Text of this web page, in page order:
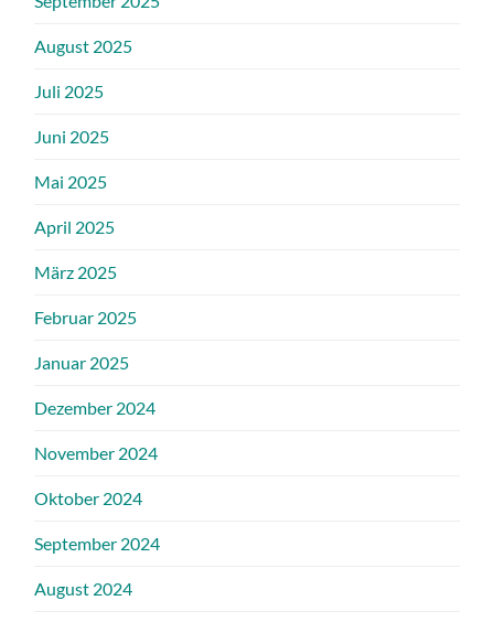
August 2025
Juli 2025
Juni 2025
Mai 2025
April 2025
März 2025
Februar 2025
Januar 2025
Dezember 2024
November 2024
Oktober 2024
September 2024
August 2024